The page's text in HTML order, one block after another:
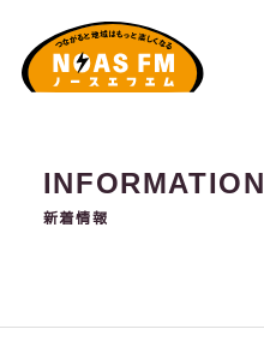
INFORMATION
新着情報